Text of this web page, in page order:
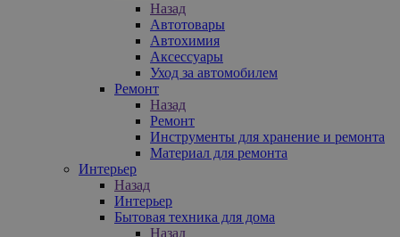
Назад
Автотовары
Автохимия
Аксессуары
Уход за автомобилем
Ремонт
Назад
Ремонт
Инструменты для хранение и ремонта
Материал для ремонта
Интерьер
Назад
Интерьер
Бытовая техника для дома
Назад